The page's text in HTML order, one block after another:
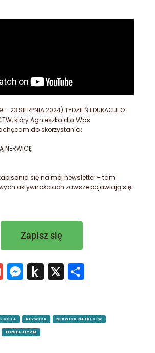
23 SIERPNIA 2024) TYDZIEŃ EDUKACJI O
który Agnieszka dla Was
do skorzystania:
NERWICĘ
się na mój newsletter – tam
aktywnościach zawsze pojawiają się
Zapisz się
Gmail
Messenger
Push
to
X
NERWICA NERWICA NATRĘCTW
TONIEAUTYZM